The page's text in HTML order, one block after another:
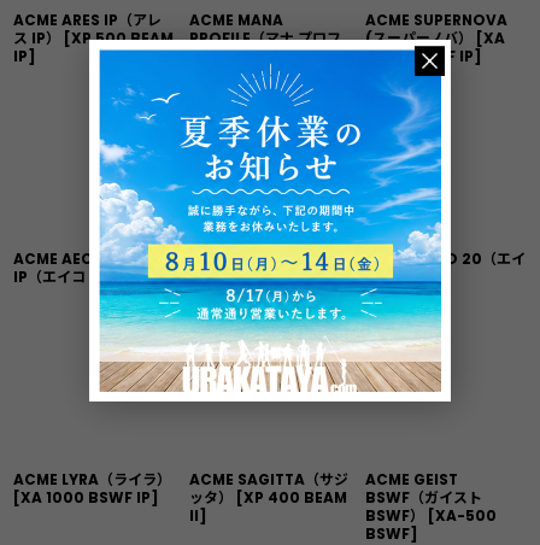
ACME ARES IP（アレ
ス IP）
[XP 500 BEAM
IP]
ACME MANA
PROFILE（マナ プロフ
ァイル）
ACME SUPERNOVA
(スーパーノバ）
[XA
2000 BSWF IP]
ACME AECO 30
IP（エイコ 30 IP）
ACME AECO 15（エイ
コ 15）
ACME AECO 20（エイ
コ 20）
ACME LYRA（ライラ）
[XA 1000 BSWF IP]
ACME SAGITTA（サジ
ッタ）
[XP 400 BEAM
II]
ACME GEIST
BSWF（ガイスト
BSWF）
[XA-500
BSWF]